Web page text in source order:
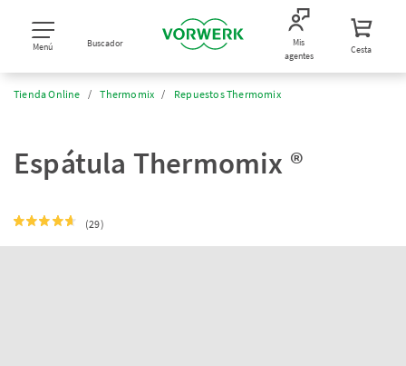
Menú Buscador
Mis
agentes
Cesta
Tienda Online Thermomix Repuestos Thermomix
Espátula Thermomix ®
(29)